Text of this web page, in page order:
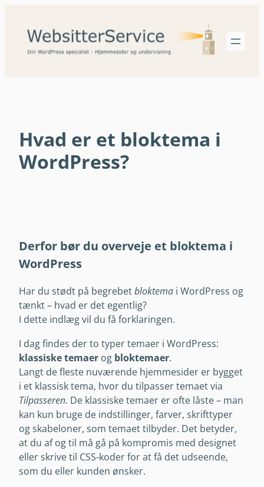
indhold
Hvad er et bloktema i
WordPress?
Derfor bør du overveje et bloktema i
WordPress
Har du stødt på begrebetbloktema i WordPress og
tænkt – hvad er det egentlig?
I dette indlæg vil du få forklaringen.
I dag findes der to typer temaer i WordPress:
klassiske temaer og bloktemaer.
Langt de fleste nuværende hjemmesider er bygget
i et klassisk tema, hvor du tilpasser temaet via
Tilpasseren. De klassiske temaer er ofte låste – man
kan kun bruge de indstillinger, farver, skrifttyper
og skabeloner, som temaet tilbyder. Det betyder,
at du af og til må gå på kompromis med designet
eller skrive til CSS-koder for at få det udseende,
som du eller kunden ønsker.